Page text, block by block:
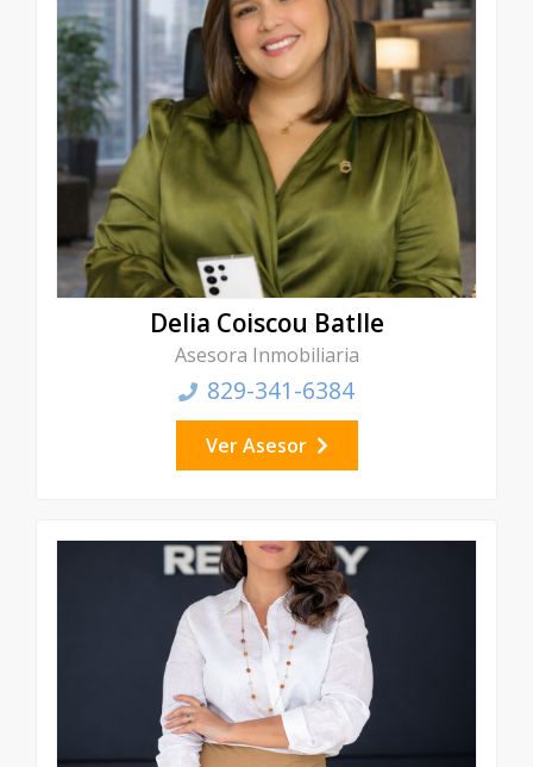
Delia Coiscou Batlle
Asesora Inmobiliaria
829-341-6384
Ver Asesor